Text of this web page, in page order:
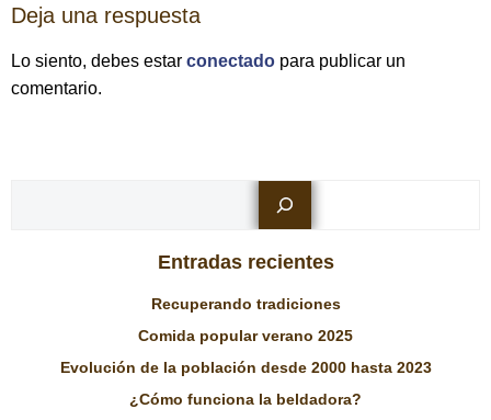
entradas
Deja una respuesta
Lo siento, debes estar conectado para publicar un
comentario.
Entradas recientes
Recuperando tradiciones
Comida popular verano 2025
Evolución de la población desde 2000 hasta 2023
¿Cómo funciona la beldadora?